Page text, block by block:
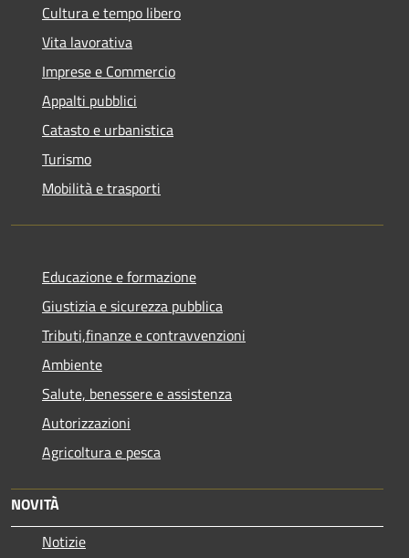
Cultura e tempo libero
Vita lavorativa
Imprese e Commercio
Appalti pubblici
Catasto e urbanistica
Turismo
Mobilità e trasporti
Educazione e formazione
Giustizia e sicurezza pubblica
Tributi,finanze e contravvenzioni
Ambiente
Salute, benessere e assistenza
Autorizzazioni
Agricoltura e pesca
NOVITÀ
Notizie